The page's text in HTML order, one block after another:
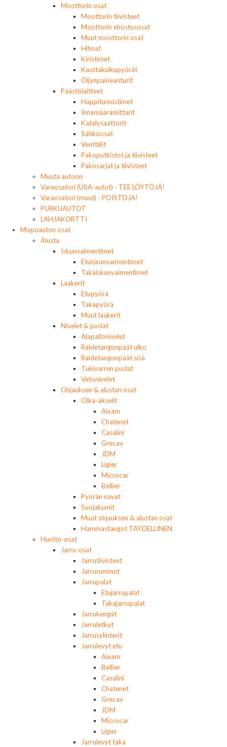
Moottorin osat
Moottorin tiivisteet
Moottorin ehostusosat
Muut moottorin osat
Hihnat
Kiristimet
Kauttakulkupyörät
Öljynpaineanturit
Päästölaitteet
Happitunnistimet
Ilmamäärämittarit
Katalysaattorit
Sähköosat
Venttiilit
Pakoputkistot ja tiivisteet
Pakosarjat ja tiivisteet
Muuta autoon
Varaosatori (USA-autot) - TEE LÖYTÖJÄ!
Varaosatori (muut) - POISTOJA!
PURKUAUTOT
LAHJAKORTTI
Mopoauton osat
Alusta
Iskunvaimentimet
Etuiskunvaimentimet
Takaiskunvaimentimet
Laakerit
Etupyörä
Takapyörä
Muut laakerit
Nivelet & puslat
Alapallonivelet
Raidetangonpäät ulko
Raidetangonpäät sisä
Tukivarren puslat
Vetonivelet
Ohjauksen & alustan osat
Olka-akselit
Aixam
Chatenet
Casalini
Grecav
JDM
Ligier
Microcar
Bellier
Pyörän navat
Suojakumit
Muut ohjauksen & alustan osat
Hammastangot TÄYDELLINEN
Huolto-osat
Jarru-osat
Jarrutiivisteet
Jarrurummut
Jarrupalat
Etujarrupalat
Takajarrupalat
Jarrukengät
Jarruletkut
Jarrusylinterit
Jarrulevyt etu
Aixam
Bellier
Casalini
Chatenet
Grecav
JDM
Microcar
Ligier
Jarrulevyt taka